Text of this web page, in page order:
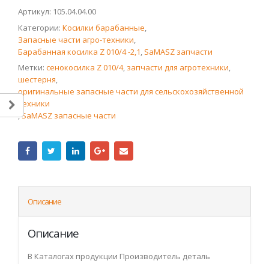
Артикул: 105.04.04.00
Категории: Косилки барабанные,
Запасные части агро-техники,
Барабанная косилка Z 010/4 -2,1, SaMASZ запчасти
Метки: сенокосилка Z 010/4, запчасти для агротехники,
шестерня,
оригинальные запасные части для сельскохозяйственной
техники
,SaMASZ запасные части
Описание
Описание
В Каталогах продукции Производитель деталь